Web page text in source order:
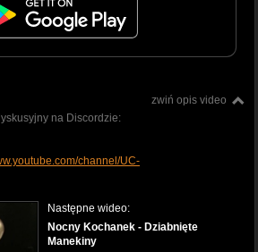
zwiń opis video
na Discordzie:
channel/UC-
Następne wideo:
Nocny Kochanek - Dziabnięte
Manekiny